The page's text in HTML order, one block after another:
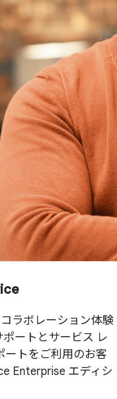
ラボレーション体験
ートとサービス レ
ートをご利用のお客
Enterprise エディシ